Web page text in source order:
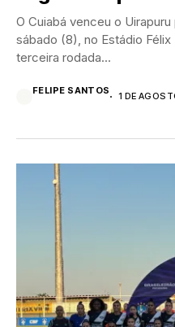
O Cuiabá venceu o
sábado (8), no Estádio
terceira rodada...
FELIPE SANTOS
1 DE